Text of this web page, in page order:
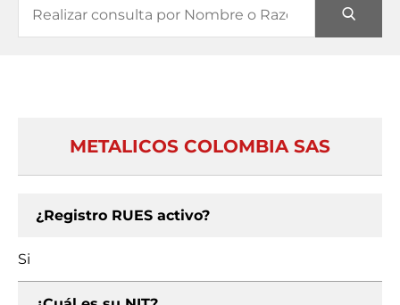
METALICOS COLOMBIA SAS
¿Registro RUES activo?
Si